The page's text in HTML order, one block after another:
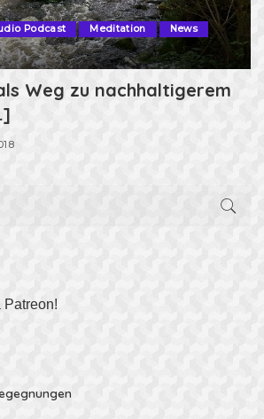
Podcast Meditation
News
Weg zu nachhaltigerem
Patreon!